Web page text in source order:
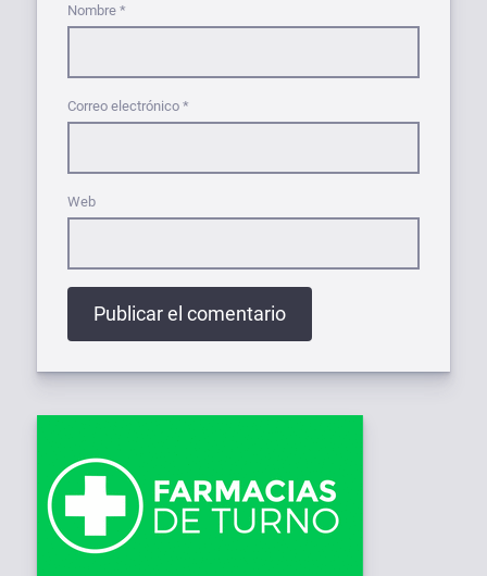
Nombre *
Correo electrónico *
Web